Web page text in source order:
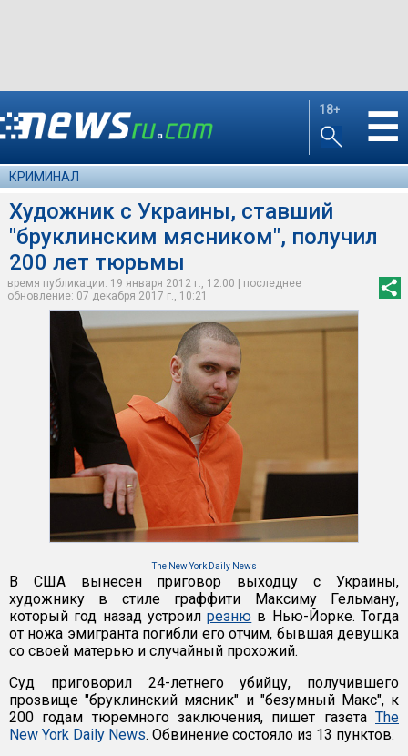
18+ ☰
КРИМИНАЛ
Художник с Украины, ставший
"бруклинским мясником", получил
200 лет тюрьмы
время публикации: 19 января 2012 г., 12:00 | последнее
обновление: 07 декабря 2017 г., 10:21
The New York Daily News
В США вынесен приговор выходцу с Украины,
художнику в стиле граффити Максиму Гельману,
который год назад устроилрезню в Нью-Йорке. Тогда
от ножа эмигранта погибли его отчим, бывшая девушка
со своей матерью и случайный прохожий.
Суд приговорил 24-летнего убийцу, получившего
прозвище "бруклинский мясник" и "безумный Макс", к
200 годам тюремного заключения, пишет газета The
New York Daily News. Обвинение состояло из 13 пунктов.